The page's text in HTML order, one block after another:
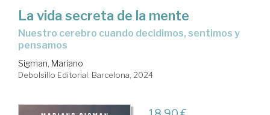
La vida secreta de la mente
nuestro cerebro cuando decidimos, sentimos y
pensamos
Sigman, Mariano
Debolsillo Editorial. Barcelona, 2024